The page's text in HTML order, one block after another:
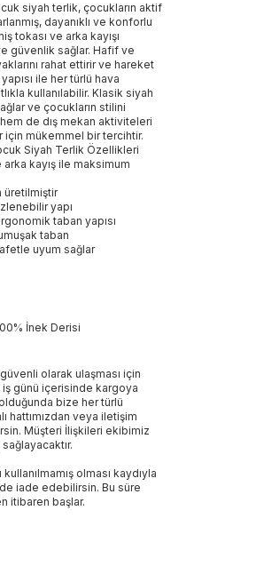
siyah terlik, çocukların aktif
dayanıklı ve konforlu
tokası ve arka kayışı
güvenlik sağlar. Hafif ve
rahat ettirir ve hareket
ile her türlü hava
kullanılabilir. Klasik siyah
ve çocukların stilini
de dış mekan aktiviteleri
mükemmel bir tercihtir.
Siyah Terlik Özellikleri
kayış ile maksimum
üretilmiştir
yapı
taban yapısı
taban
uyum sağlar
İnek Derisi
olarak ulaşması için
iş günü içerisinde kargoya
bize her türlü
hattımızdan veya iletişim
Müşteri İlişkileri ekibimiz
olması kaydıyla
iade edebilirsin. Bu süre
itibaren başlar.